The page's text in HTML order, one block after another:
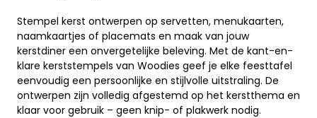
Stempel kerst ontwerpen op servetten, menukaarten,
naamkaartjes of placemats en maak van jouw
kerstdiner een onvergetelijke beleving. Met de kant-en-
klare kerststempels van Woodies geef je elke feesttafel
eenvoudig een persoonlijke en stijlvolle uitstraling. De
ontwerpen zijn volledig afgestemd op het kerstthema en
klaar voor gebruik – geen knip- of plakwerk nodig.